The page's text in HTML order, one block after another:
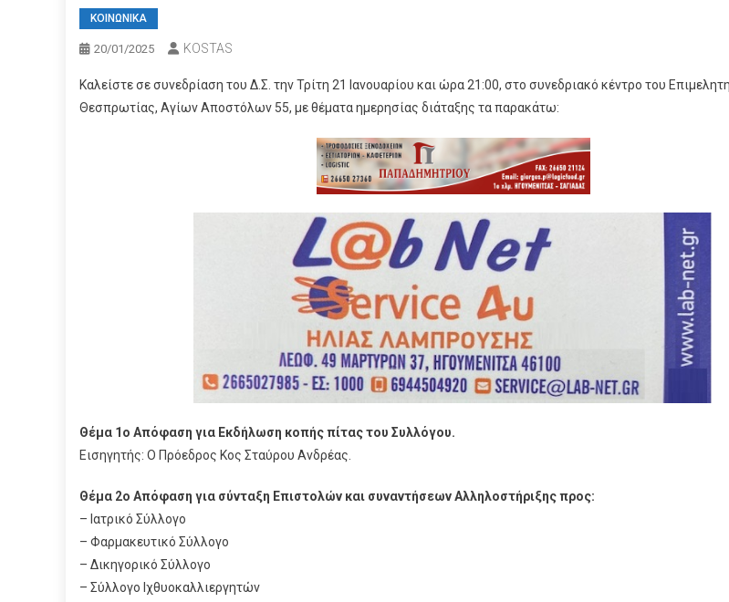
ΚΟΙΝΩΝΙΚΑ
20/01/2025 KOSTAS
Καλείστε σε συνεδρίαση του Δ.Σ. την Τρίτη 21 Ιανουαρίου και ώρα 21:00, στο συνεδριακό κέντρο του
Θεσπρωτίας, Αγίων Αποστόλων 55, με θέματα ημερησίας διάταξης τα παρακάτω:
Θέμα 1ο Απόφαση για Εκδήλωση κοπής πίτας του Συλλόγου.
Εισηγητής: Ο Πρόεδρος Κος Σταύρου Ανδρέας.
Θέμα 2ο Απόφαση για σύνταξη Επιστολών και συναντήσεων Αλληλοστήριξης προς:
– Ιατρικό Σύλλογο
– Φαρμακευτικό Σύλλογο
– Δικηγορικό Σύλλογο
– Σύλλογο Ιχθυοκαλλιεργητών